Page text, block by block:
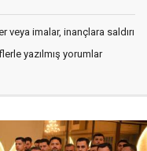
imalar, inançlara saldırı
yazılmış yorumlar